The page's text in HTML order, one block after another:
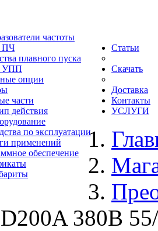
частоты
ПЧ
плавного пуска
УПП
опции
части
Статьи
действия
Скачать
по эксплуатации
применений
обеспечение
Доставка
Контакты
УСЛУГИ
380В